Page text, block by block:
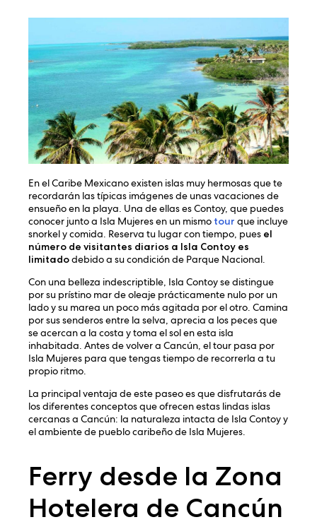
En el Caribe Mexicano existen islas muy hermosas que te
recordarán las típicas imágenes de unas vacaciones de
ensueño en la playa. Una de ellas es Contoy, que puedes
conocer junto a Isla Mujeres en un mismo tour que incluye
snorkel y comida. Reserva tu lugar con tiempo, pues el
número de visitantes diarios a Isla Contoy es
limitadodebido a su condición de Parque Nacional.
Con una belleza indescriptible, Isla Contoy se distingue
por su prístino mar de oleaje prácticamente nulo por un
lado y su marea un poco más agitada por el otro. Camina
por sus senderos entre la selva, aprecia a los peces que
se acercan a la costa y toma el sol en esta isla
inhabitada. Antes de volver a Cancún, el tour pasa por
Isla Mujeres para que tengas tiempo de recorrerla a tu
propio ritmo.
La principal ventaja de este paseo es que disfrutarás de
los diferentes conceptos que ofrecen estas lindas islas
cercanas a Cancún: la naturaleza intacta de Isla Contoy y
el ambiente de pueblo caribeño de Isla Mujeres.
Ferry desde la Zona
Hotelera de Cancún